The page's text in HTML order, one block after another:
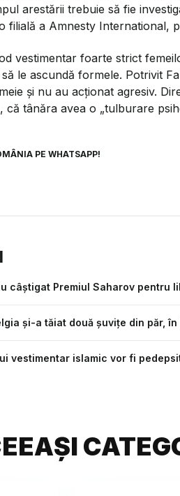
arestării trebuie să fie
filială a Amnesty International,
vestimentar foarte strict
le ascundă formele. Potrivit
şi nu au acţionat agresiv.
că tânăra avea o „tulburare
PE WHATSAPP!
câștigat Premiul Saharov pentru
și-a tăiat două șuvițe din păr, în
vestimentar islamic vor fi